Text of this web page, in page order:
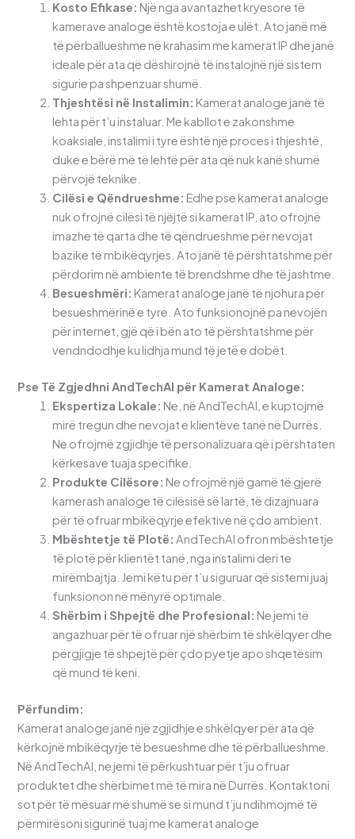
Kosto Efikase: Një nga avantazhet kryesore të
kamerave analoge është kostoja e ulët. Ato janë më
të përballueshme në krahasim me kamerat IP dhe janë
ideale për ata që dëshirojnë të instalojnë një sistem
sigurie pa shpenzuar shumë.
Thjeshtësi në Instalimin: Kamerat analoge janë të
lehta për t’u instaluar. Me kabllot e zakonshme
koaksiale, instalimi i tyre është një proces i thjeshtë,
duke e bërë më të lehtë për ata që nuk kanë shumë
përvojë teknike.
Cilësi e Qëndrueshme: Edhe pse kamerat analoge
nuk ofrojnë cilësi të njëjtë si kamerat IP, ato ofrojnë
imazhe të qarta dhe të qëndrueshme për nevojat
bazike të mbikëqyrjes. Ato janë të përshtatshme për
përdorim në ambiente të brendshme dhe të jashtme.
Besueshmëri: Kamerat analoge janë të njohura për
besueshmërinë e tyre. Ato funksionojnë pa nevojën
për internet, gjë që i bën ato të përshtatshme për
vendndodhje ku lidhja mund të jetë e dobët.
Pse Të Zgjedhni AndTechAl për Kamerat Analoge:
Ekspertiza Lokale: Ne, në AndTechAl, e kuptojmë
mirë tregun dhe nevojat e klientëve tanë në Durrës.
Ne ofrojmë zgjidhje të personalizuara që i përshtaten
kërkesave tuaja specifike.
Produkte Cilësore: Ne ofrojmë një gamë të gjerë
kamerash analoge të cilësisë së lartë, të dizajnuara
për të ofruar mbikëqyrje efektive në çdo ambient.
Mbështetje të Plotë: AndTechAl ofron mbështetje
të plotë për klientët tanë, nga instalimi deri te
mirëmbajtja. Jemi këtu për t’u siguruar që sistemi juaj
funksionon në mënyrë optimale.
Shërbim i Shpejtë dhe Profesional: Ne jemi të
angazhuar për të ofruar një shërbim të shkëlqyer dhe
përgjigje të shpejtë për çdo pyetje apo shqetësim
që mund të keni.
Përfundim:
Kamerat analoge janë një zgjidhje e shkëlqyer për ata që
kërkojnë mbikëqyrje të besueshme dhe të përballueshme.
Në AndTechAl, ne jemi të përkushtuar për t’ju ofruar
produktet dhe shërbimet më të mira në Durrës. Kontaktoni
sot për të mësuar më shumë se si mund t’ju ndihmojmë të
përmirësoni sigurinë tuaj me kamerat analoge